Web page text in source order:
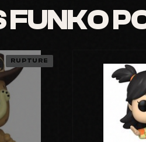
FUNKO
RUPTURE